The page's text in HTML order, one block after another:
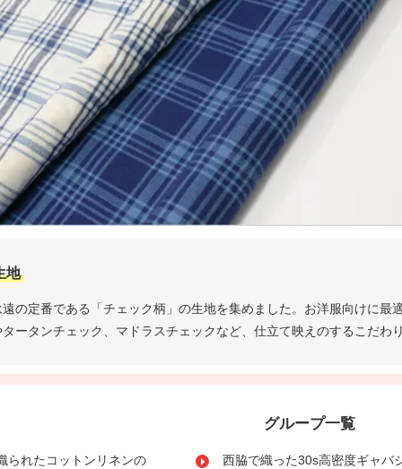
地
の定番である「チェック柄」の生地を集めました。お洋服向けに最
ータンチェック、マドラスチェックなど、仕立て映えのするこだわ
グループ一覧
られたコットンリネンの
西脇で織った30s高密度ギャバ